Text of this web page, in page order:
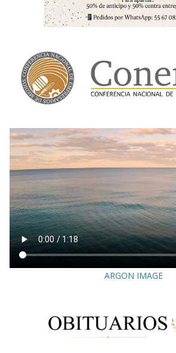
ARGON IMAGE